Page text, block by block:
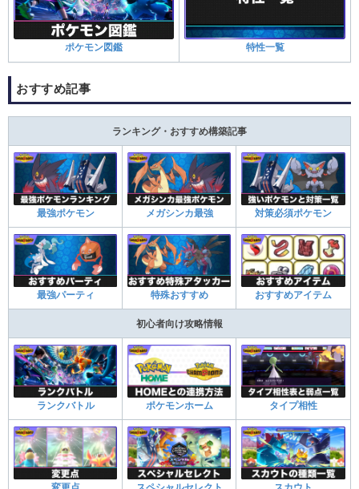
ポケモン図鑑 特性一覧
おすすめ記事
ランキング・おすすめ構築記事
最強ポケモン メガシンカ最強 対策必須ポケモン
最強パーティ 特殊おすすめ おすすめアイテム
初心者向け攻略情報
ランクバトル ポケモンホーム タイプ相性